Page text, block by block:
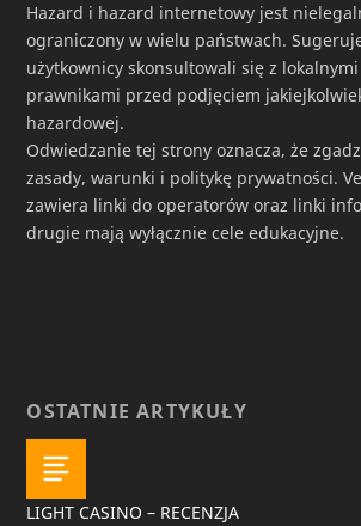
Hazard i hazard internetowy jest
ograniczony w wielu państwach.
użytkownicy skonsultowali się z
prawnikami przed podjęciem
hazardowej.
Odwiedzanie tej strony oznacza, że
zasady, warunki i politykę prywatności.
zawiera linki do operatorów oraz linki
drugie mają wyłącznie cele edukacyjne.
OSTATNIE ARTYKUŁY
LIGHT CASINO – RECENZJA